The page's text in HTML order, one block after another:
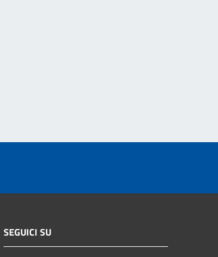
SEGUICI SU